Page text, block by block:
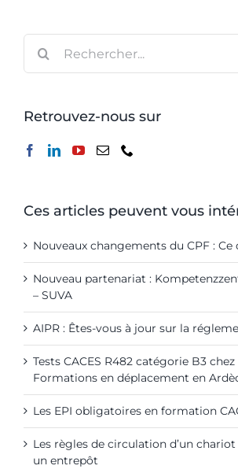
Rechercher:
Retrouvez-nous sur
Ces articles peuvent vous
Nouveaux changements du CPF : Ce
Nouveau partenariat :
– SUVA
AIPR : Êtes-vous à jour sur la
Tests CACES R482 catégorie B3 chez
Formations en déplacement en
Les EPI obligatoires en formation
Les règles de circulation d’un
un entrepôt